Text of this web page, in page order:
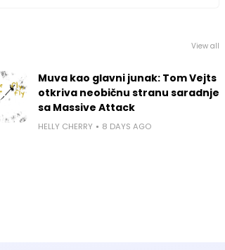
View all
Muva kao glavni junak: Tom Vejts
otkriva neobičnu stranu saradnje
sa Massive Attack
HELLY CHERRY 8 DAYS AGO